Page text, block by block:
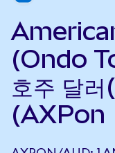
(Ondo
호주 달
(AXPon